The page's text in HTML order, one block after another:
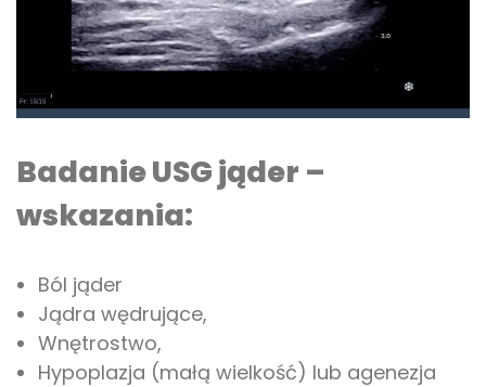
Badanie USG jąder –
wskazania:
Ból jąder
Jądra wędrujące,
Wnętrostwo,
Hypoplazja (małą wielkość) lub agenezja